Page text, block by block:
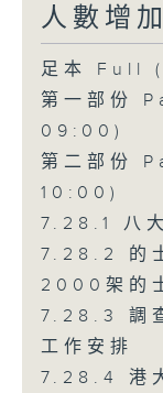
人數增加
足本 Full
第一部份
09:00)
第二部份
10:00)
7.28.1 八
7.28.2 的
2000架的
7.28.3 調
工作安排
7.28.4 港